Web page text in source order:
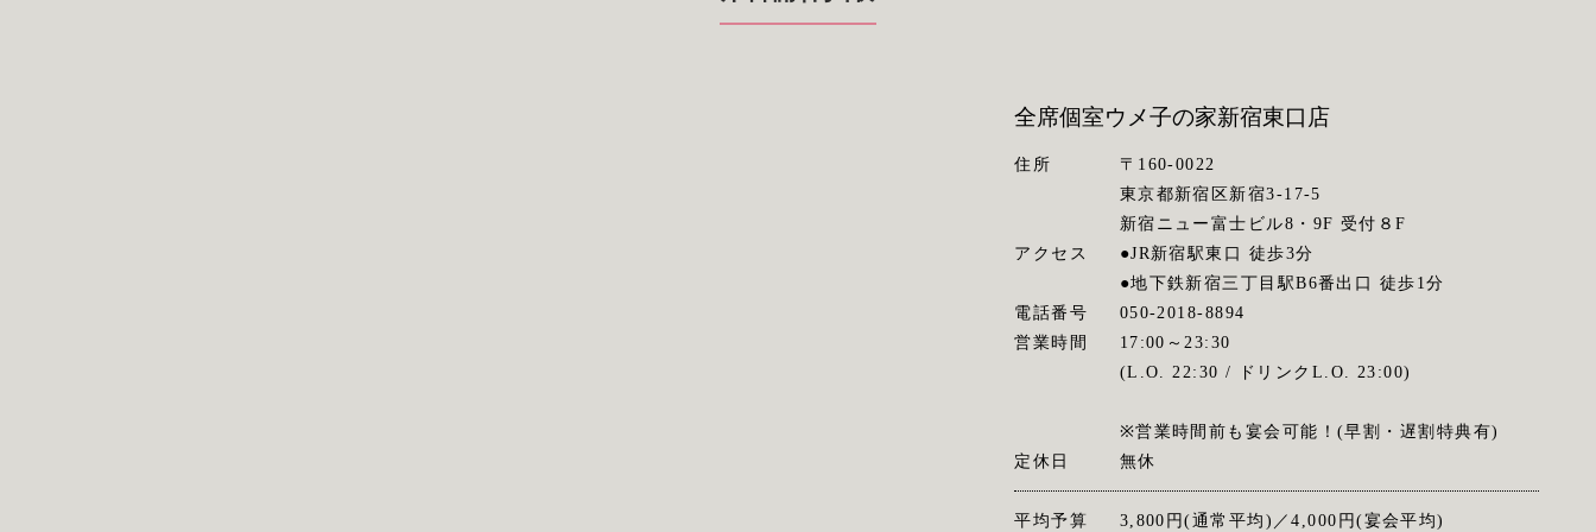
全席個室ウメ子の家新宿東口店
住所
〒160-0022
東京都新宿区新宿3-17-5
新宿ニュー富士ビル8・9F 受付８F
アクセス
●JR新宿駅東口 徒歩3分
●地下鉄新宿三丁目駅B6番出口 徒歩1分
電話番号
050-2018-8894
営業時間
17:00～23:30
(L.O. 22:30 / ドリンクL.O. 23:00)
※営業時間前も宴会可能！(早割・遅割特典有)
定休日
無休
平均予算 3,800円(通常平均)／4,000円(宴会平均)